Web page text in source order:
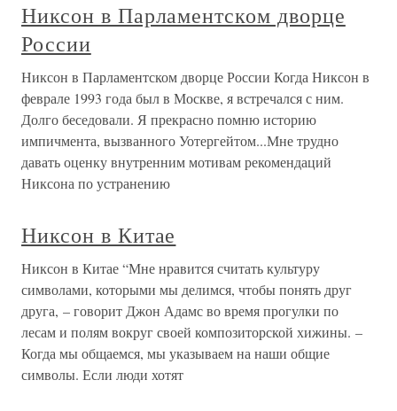
Никсон в Парламентском дворце
России
Никсон в Парламентском дворце России Когда Никсон в
феврале 1993 года был в Москве, я встречался с ним.
Долго беседовали. Я прекрасно помню историю
импичмента, вызванного Уотергейтом...Мне трудно
давать оценку внутренним мотивам рекомендаций
Никсона по устранению
Никсон в Китае
Никсон в Китае “Мне нравится считать культуру
символами, которыми мы делимся, чтобы понять друг
друга, – говорит Джон Адамс во время прогулки по
лесам и полям вокруг своей композиторской хижины. –
Когда мы общаемся, мы указываем на наши общие
символы. Если люди хотят